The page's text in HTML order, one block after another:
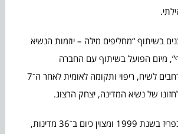
בשיתוף “מחליפים מילה – יוזמות הנשיא
מיזם הפועל בשיתוף עם החברה
למתנ”סים ליצירת מרחבים לשיח, ריפוי ותקומה לאומית לאחר ה־7
של נשיא המדינה, יצחק הרצוג.
חג השכנים, שהחל בפריז בשנת 1999 ומצוין כיום ב־36 מדינות,